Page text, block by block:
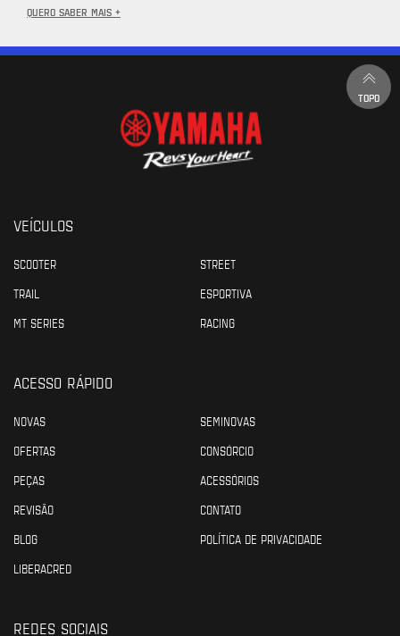
QUERO SABER MAIS +
TOPO
VEÍCULOS
SCOOTER
STREET
TRAIL
ESPORTIVA
MT SERIES
RACING
ACESSO RÁPIDO
NOVAS
SEMINOVAS
OFERTAS
CONSÓRCIO
PEÇAS
ACESSÓRIOS
REVISÃO
CONTATO
BLOG
POLÍTICA DE PRIVACIDADE
LIBERACRED
REDES SOCIAIS